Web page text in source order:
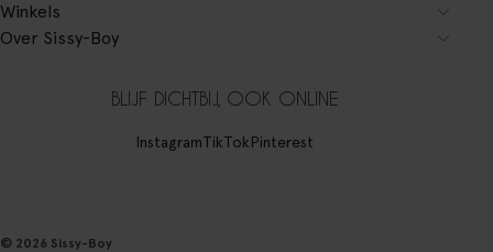
Winkels
Over Sissy-Boy
BLIJF DICHTBIJ, OOK ONLINE
InstagramTikTokPinterest
© 2026 Sissy-Boy